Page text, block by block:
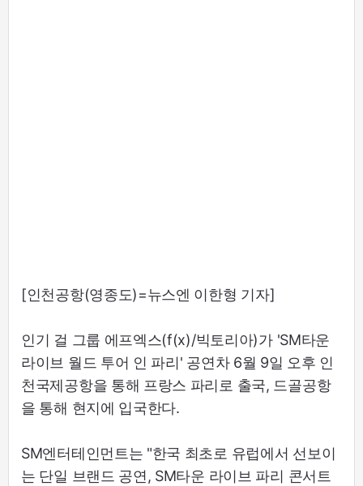
[인천공항(영종도)=뉴스엔 이한형 기자]
인기 걸 그룹 에프엑스(f(x)/빅토리아)가 'SM타운
라이브 월드 투어 인 파리' 공연차 6월 9일 오후 인
천국제공항을 통해 프랑스 파리로 출국, 드골공항
을 통해 현지에 입국한다.
SM엔터테인먼트는 "한국 최초로 유럽에서 선보이
는 단일 브랜드 공연, SM타운 라이브 파리 콘서트